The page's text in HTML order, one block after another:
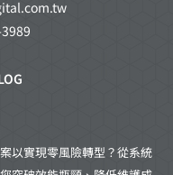
以實現零風險轉型？從系統